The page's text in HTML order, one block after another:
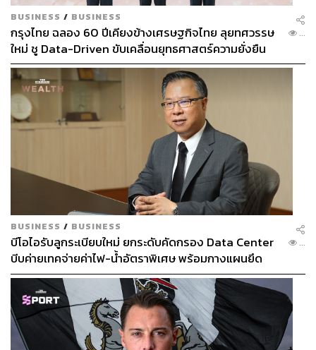
BUSINESS / BUSINESS
กรุงไทย ฉลอง 60 ปีเคียงข้างเศรษฐกิจไทย ลุยทศวรรษ
ใหม่ ชู Data-Driven ขับเคลื่อนยุทธศาสตร์ความยั่งยืน
...
BUSINESS / BUSINESS
บีโอไอรับลูกระเบียบใหม่ ยกระดับคัดกรอง Data Center
บีบค่ายเทคจ่ายค่าไฟ-น้ำอัตราพิเศษ พร้อมกางแผนยึด
ประโยชน์ประเทศเป็นหลัก
...